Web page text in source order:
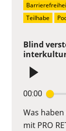
Blind
00:00
Was
mit PRO
Teilhabe